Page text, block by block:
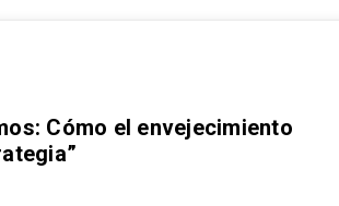
Cómo el envejecimiento